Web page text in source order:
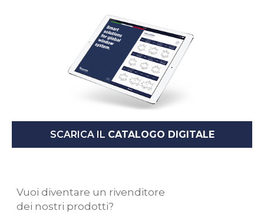
SCARICA IL CATALOGO DIGITALE
Vuoi diventare un rivenditore
dei nostri prodotti?